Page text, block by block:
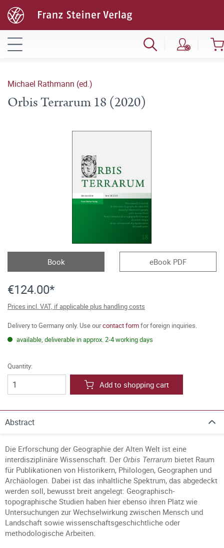
Michael Rathmann (ed.)
Orbis Terrarum 18 (2020)
Book eBook PDF
€124.00*
Prices incl. VAT, if applicable plus handling costs
Delivery to Germany only. Use ourcontact formfor foreign inquiries.
available, deliverable in approx. 2-4 working days
Quantity:
Add to shopping cart
Abstract
Die Erforschung der Geographie der Alten Welt ist eine
interdisziplinäre Wissenschaft. Der Orbis Terrarum bietet Raum
für Publikationen von Historikern, Philologen, Geographen und
Archäologen. Dabei ist das inhaltliche Spektrum, das abgedeckt
werden soll, bewusst breit angelegt: Geographisch-
topographische Studien haben hier ebenso ihren Platz wie
Untersuchungen zur Wechselwirkung zwischen Mensch und
Landschaft sowie wissenschaftsgeschichtliche oder
methodologische Arbeiten.